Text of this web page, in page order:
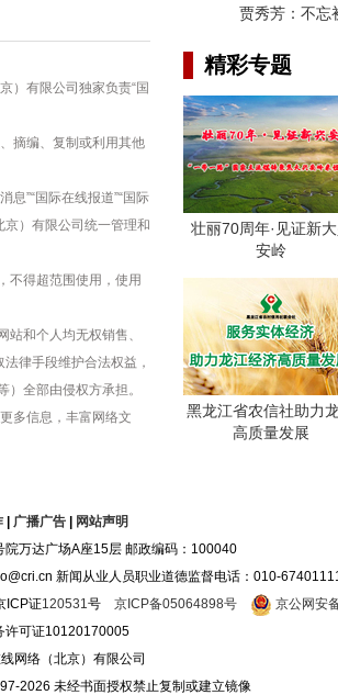
）有限公司独家负责“国
摘编、复制或利用其他
息”“国际在线报道”“国际
）有限公司统一管理和
不得超范围使用，使用
和个人均无权销售、
律手段维护合法权益，
全部由侵权方承担。
多信息，丰富网络文
贾秀芳：不忘
精彩专题
壮丽70周年·见证新
安岭
黑龙江省农信社助力
高质量发展
| 广播广告|
网站声明
万达广场A座15层 邮政编码：100040
新闻从业人员职业道德监督电话：010-
ICP证120531号 京ICP备05064898号
京公网安
许可证10120170005
网络（北京）有限公司
2026 未经书面授权禁止复制或建立镜像